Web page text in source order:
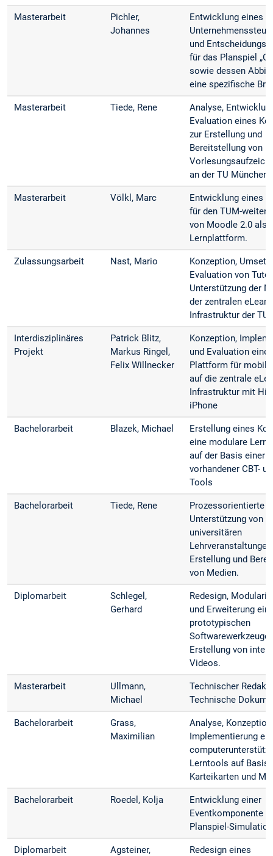
Masterarbeit
Pichler,
Johannes
Entwicklung eines
und
für das Planspiel
sowie dessen
eine spezifische
Masterarbeit Tiede, Rene
Analyse,
Evaluation eines
zur Erstellung und
Bereitstellung von
an der TU München
Masterarbeit Völkl, Marc
Entwicklung eines
für den TUM-weiten
von Moodle 2.0 als
Lernplattform.
Zulassungsarbeit Nast, Mario
Konzeption,
Evaluation von
Unterstützung der
der zentralen
Infrastruktur der
Interdisziplinäres
Projekt
Patrick Blitz,
Markus Ringel,
Felix Willnecker
Konzeption,
und Evaluation einer
Plattform für
auf die zentrale
Infrastruktur mit
iPhone
Bachelorarbeit Blazek, Michael
Erstellung eines
eine modulare
auf der Basis einer
vorhandener CBT-
Tools
Bachelorarbeit Tiede, Rene
Prozessorientierte
Unterstützung von
universitären
Erstellung und
von Medien.
Diplomarbeit
Schlegel,
Gerhard
Redesign,
und Erweiterung
prototypischen
Erstellung von
Videos.
Masterarbeit
Ullmann,
Michael
Technischer
Technische
Bachelorarbeit
Grass,
Maximilian
Analyse,
Implementierung
Lerntools auf Basis
Karteikarten und
Bachelorarbeit Roedel, Kolja
Entwicklung einer
Eventkomponente
Planspiel-Simulation
Diplomarbeit
Agsteiner,
Redesign eines